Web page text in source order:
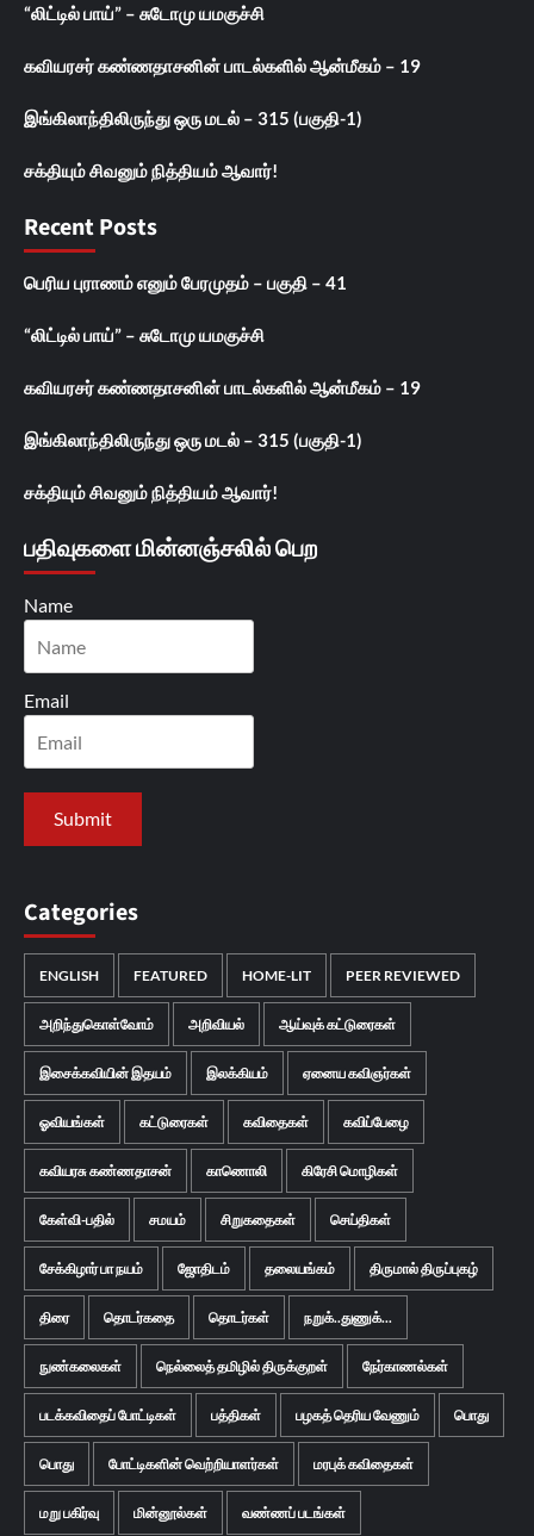
“லிட்டில் பாய்” – சுடோமு யமகுச்சி
கவியரசர் கண்ணதாசனின் பாடல்களில் ஆன்மீகம் – 19
இங்கிலாந்திலிருந்து ஒரு மடல் – 315 (பகுதி-1)
சக்தியும் சிவனும் நித்தியம் ஆவார்!
Recent Posts
பெரிய புராணம் எனும் பேரமுதம் – பகுதி – 41
“லிட்டில் பாய்” – சுடோமு யமகுச்சி
கவியரசர் கண்ணதாசனின் பாடல்களில் ஆன்மீகம் – 19
இங்கிலாந்திலிருந்து ஒரு மடல் – 315 (பகுதி-1)
சக்தியும் சிவனும் நித்தியம் ஆவார்!
பதிவுகளை மின்னஞ்சலில் பெற
Name
Email
Categories
ENGLISH FEATURED HOME-LIT PEER REVIEWED
அறிந்துகொள்வோம் அறிவியல் ஆய்வுக் கட்டுரைகள்
இசைக்கவியின் இதயம் இலக்கியம் ஏனைய கவிஞர்கள்
ஓவியங்கள் கட்டுரைகள் கவிதைகள் கவிப்பேழை
கவியரசு கண்ணதாசன் காணொலி கிரேசி மொழிகள்
கேள்வி-பதில் சமயம் சிறுகதைகள் செய்திகள்
சேக்கிழார் பா நயம் ஜோதிடம் தலையங்கம் திருமால் திருப்புகழ்
திரை தொடர்கதை தொடர்கள் நறுக்..துணுக்...
நுண்கலைகள் நெல்லைத் தமிழில் திருக்குறள் நேர்காணல்கள்
படக்கவிதைப் போட்டிகள் பத்திகள் பழகத் தெரிய வேணும் பொது
பொது போட்டிகளின் வெற்றியாளர்கள் மரபுக் கவிதைகள்
மறு பகிர்வு மின்னூல்கள் வண்ணப் படங்கள்